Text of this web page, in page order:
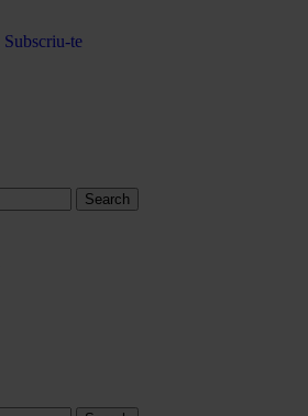
Subscriu-te